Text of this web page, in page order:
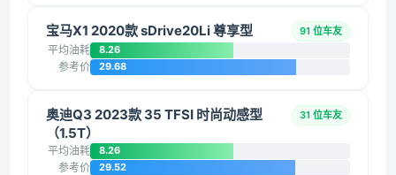
宝马X1 2020款 sDrive20Li 尊享型 91 位车友
平均油耗 8.26
参考价 29.68
奥迪Q3 2023款 35 TFSI 时尚动感型
（1.5T）
31 位车友
平均油耗 8.26
参考价 29.52